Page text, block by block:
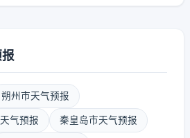
朔州市天气预报
气预报 秦皇岛市天气预报